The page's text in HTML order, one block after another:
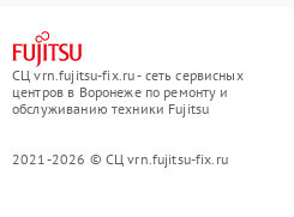
СЦ vrn.fujitsu-fix.ru - сеть сервисных
центров в Воронеже по ремонту и
обслуживанию техники Fujitsu
2021-2026 © СЦ vrn.fujitsu-fix.ru